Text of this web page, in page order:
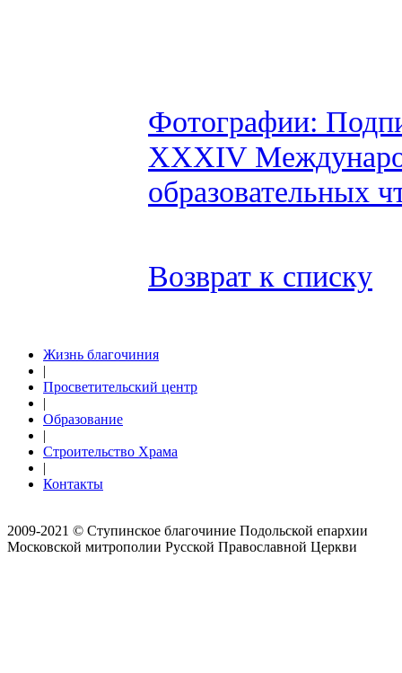
Фотографии:
XXXIV
образовательных
Возврат к списку
Жизнь благочиния
|
Просветительский центр
|
Образование
|
Строительство Храма
|
Контакты
2009-2021 © Ступинское благочиние Подольской епархии
Московской митрополии Русской Православной Церкви